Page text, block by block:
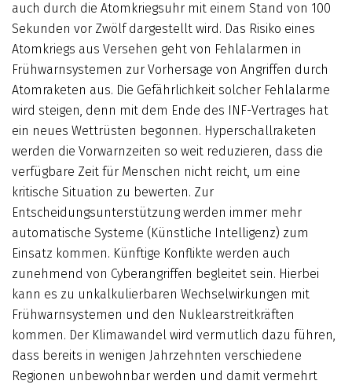
auch durch die Atomkriegsuhr mit einem Stand von 100
Sekunden vor Zwölf dargestellt wird. Das Risiko eines
Atomkriegs aus Versehen geht von Fehlalarmen in
Frühwarnsystemen zur Vorhersage von Angriffen durch
Atomraketen aus. Die Gefährlichkeit solcher Fehlalarme
wird steigen, denn mit dem Ende des INF-Ver­trages hat
ein neues Wettrüsten begonnen. Hyperschallraketen
werden die Vorwarnzeiten so weit reduzieren, dass die
verfügbare Zeit für Menschen nicht reicht, um eine
kritische Situation zu bewerten. Zur
Entscheidungsunterstützung werden immer mehr
automatische Systeme (Künstliche Intelligenz) zum
Einsatz kommen. Künftige Konflikte werden auch
zunehmend von Cyberangriffen begleitet sein. Hierbei
kann es zu unkalkulierbaren Wechsel­wirkungen mit
Frühwarn­systemen und den Nuklearstreitkräften
kommen. Der Klimawandel wird vermutlich dazu führen,
dass bereits in wenigen Jahrzehnten verschiedene
Regionen unbewohnbar werden und damit vermehrt